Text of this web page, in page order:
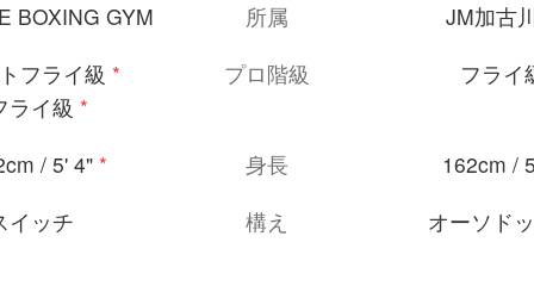
BOXING GYM 所属
JM加古
フライ級 *
ライ級 *
プロ階級 フライ
/ 5' 4" * 身長 162cm /
イッチ
構え オーソド